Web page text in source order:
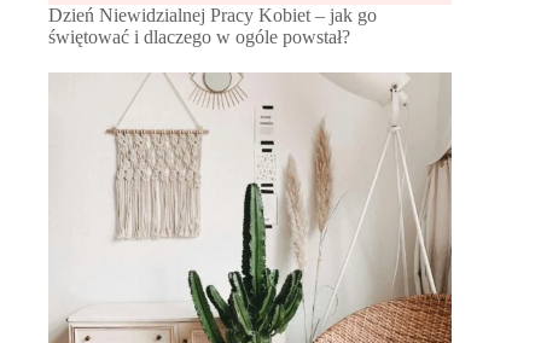
Dzień Niewidzialnej Pracy Kobiet – jak go
świętować i dlaczego w ogóle powstał?